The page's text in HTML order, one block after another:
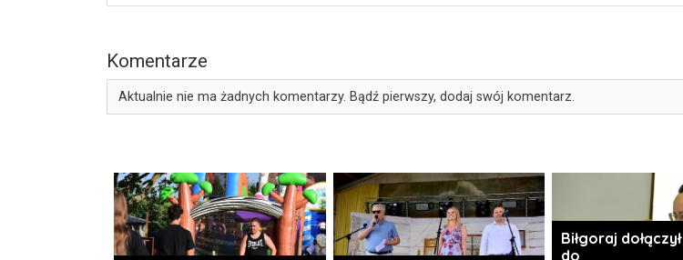
Komentarze
Aktualnie nie ma żadnych komentarzy. Bądź pierwszy, dodaj swój komentarz.
Biłgoraj dołączył
do